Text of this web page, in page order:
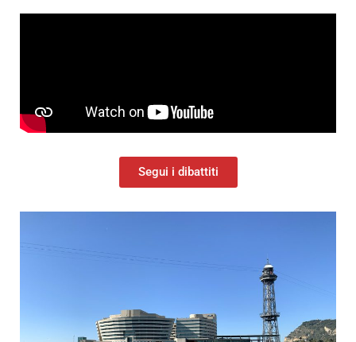
Segui i dibattiti